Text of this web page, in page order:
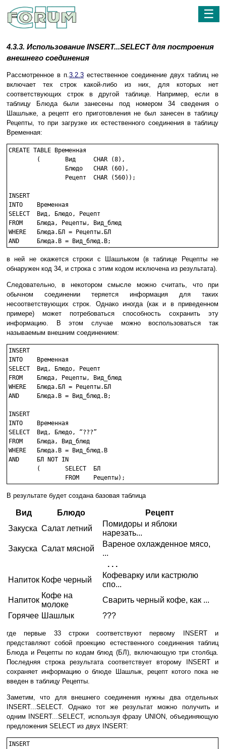
☰
4.3.3. Использование INSERT...SELECT для построения
внешнего соединения
Рассмотренное в п.3.2.3 естественное соединение двух таблиц не
включает тех строк какой-либо из них, для которых нет
соответствующих строк в другой таблице. Например, если в
таблицу Блюда были занесены под номером 34 сведения о
Шашлыке, а рецепт его приготовления не был занесен в таблицу
Рецепты, то при загрузке их естественного соединения в таблицу
Временная:
CREATE TABLE Временная
INSERT
INTO	Временная
SELECT	Вид, Блюдо, Рецепт
FROM	Блюда, Рецепты, Вид_блюд
WHERE	Блюда.БЛ = Рецепты.БЛ
в ней не окажется строки с Шашлыком (в таблице Рецепты не
обнаружен код 34, и строка с этим кодом исключена из результата).
Следовательно, в некотором смысле можно считать, что при
обычном соединении теряется информация для таких
несоответствующих строк. Однако иногда (как и в приведенном
примере) может потребоваться способность сохранить эту
информацию. В этом случае можно воспользоваться так
называемым внешним соединением:
INSERT
INTO	Временная
SELECT	Вид, Блюдо, Рецепт
FROM	Блюда, Рецепты, Вид_блюд
WHERE	Блюда.БЛ = Рецепты.БЛ
AND	Блюда.В = Вид_блюд.В;
INSERT
INTO	Временная
SELECT	Вид, Блюдо, “???”
FROM	Блюда, Вид_блюд
WHERE	Блюда.В = Вид_блюд.В
AND	БЛ NOT IN
В результате будет создана базовая таблица
Вид Блюдо
Рецепт
Закуска Салат летний
Помидоры и яблоки
нарезать...
Закуска Салат мясной
Вареное охлажденное мясо,
...
. . .
Напиток Кофе черный
Кофеварку или кастрюлю
спо...
Напиток
Кофе на
молоке
Сварить черный кофе, как ...
Горячее Шашлык ???
где первые 33 строки соответствуют первому INSERT и
представляют собой проекцию естественного соединения таблиц
Блюда и Рецепты по кодам блюд (БЛ), включающую три столбца.
Последняя строка результата соответствует второму INSERT и
сохраняет информацию о блюде Шашлык, рецепт котого пока не
введен в таблицу Рецепты.
Заметим, что для внешнего соединения нужны два отдельных
INSERT...SELECT. Однако тот же результат можно получить и
одним INSERT...SELECT, используя фразу UNION, объединяющую
предложения SELECT из двух INSERT:
INSERT